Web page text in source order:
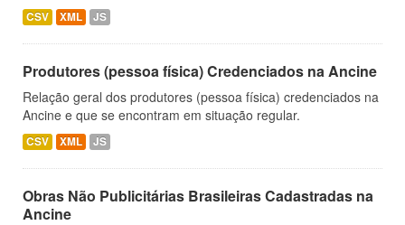
CSV XML JS
Produtores (pessoa física) Credenciados na Ancine
Relação geral dos produtores (pessoa física) credenciados na
Ancine e que se encontram em situação regular.
CSV XML JS
Obras Não Publicitárias Brasileiras Cadastradas na
Ancine